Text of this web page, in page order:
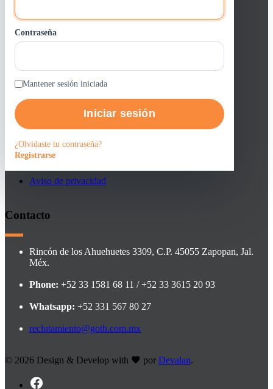
0
Entrar / Registrarse
Contraseña
Mantener sesión iniciada
Iniciar sesión
¿Olvidaste tu contraseña?
Registrarse
Lista de Vacantes
Alertas
Trabajos GOTH
Quienes Somos
Contacto
Aviso de privacidad
Contacto
Rincón de los Ahuehuetes 3309, C.P. 45055 Zapopan, Jal.
Méx.
Phone: +52 33 1581 68 11 / +52 33 3615 20 93
Whatsapp: +52 331 567 80 27
reclutamiento@goth.com.mx
© 2026 Design & Develop with por Devalan.